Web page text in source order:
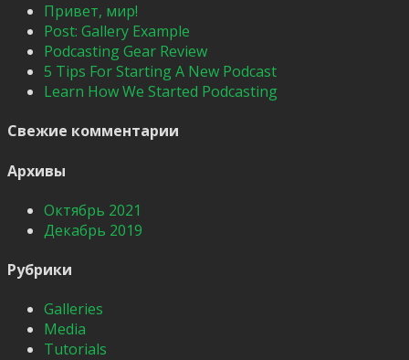
Привет, мир!
Post: Gallery Example
Podcasting Gear Review
5 Tips For Starting A New Podcast
Learn How We Started Podcasting
Свежие комментарии
Архивы
Октябрь 2021
Декабрь 2019
Рубрики
Galleries
Media
Tutorials